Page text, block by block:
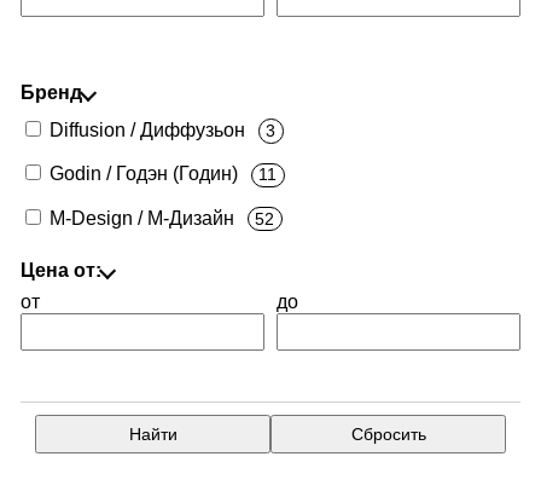
Бренд
Diffusion / Диффузьон
3
Godin / Годэн (Годин) 11
M-Design / М-Дизайн 52
Цена от:
от
до